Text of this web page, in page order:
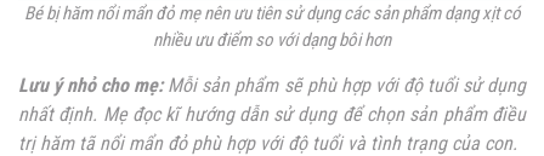
Bé bị hăm nổi mẩn đỏ mẹ nên ưu tiên sử dụng các sản phẩm dạng xịt có
nhiều ưu điểm so với dạng bôi hơn
Lưu ý nhỏ cho mẹ:Mỗi sản phẩm sẽ phù hợp với độ tuổi sử dụng
nhất định. Mẹ đọc kĩ hướng dẫn sử dụng để chọn sản phẩm điều
trị hăm tã nổi mẩn đỏ phù hợp với độ tuổi và tình trạng của con.